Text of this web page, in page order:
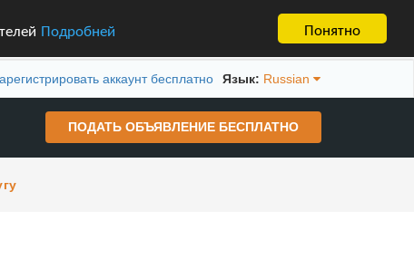
Понятно
Подробней
Язык: Russian
аккаунт бесплатно
ПОДАТЬ ОБЪЯВЛЕНИЕ БЕСПЛАТНО